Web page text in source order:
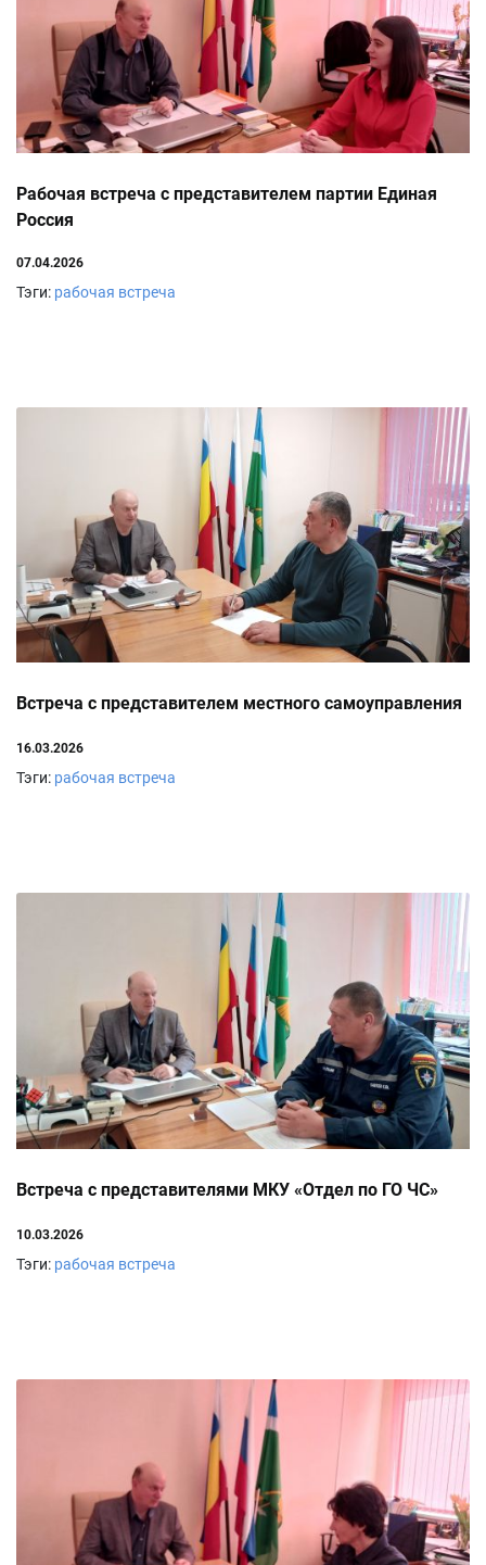
Рабочая встреча с представителем партии Единая
Россия
07.04.2026
Тэги: рабочая встреча
Встреча с представителем местного самоуправления
16.03.2026
Тэги: рабочая встреча
Встреча с представителями МКУ «Отдел по ГО ЧС»
10.03.2026
Тэги: рабочая встреча